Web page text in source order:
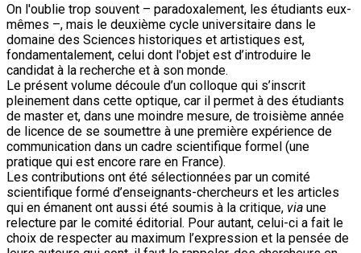
On l'oublie trop souvent – paradoxalement, les étudiants eux-
mêmes –, mais le deuxième cycle universitaire dans le
domaine des Sciences historiques et artistiques est,
fondamentalement, celui dont l'objet est d’introduire le
candidat à la recherche et à son monde.
Le présent volume découle d’un colloque qui s’inscrit
pleinement dans cette optique, car il permet à des étudiants
de master et, dans une moindre mesure, de troisième année
de licence de se soumettre à une première expérience de
communication dans un cadre scientifique formel (une
pratique qui est encore rare en France).
Les contributions ont été sélectionnées par un comité
scientifique formé d’enseignants-chercheurs et les articles
qui en émanent ont aussi été soumis à la critique, via une
relecture par le comité éditorial. Pour autant, celui-ci a fait le
choix de respecter au maximum l’expression et la pensée de